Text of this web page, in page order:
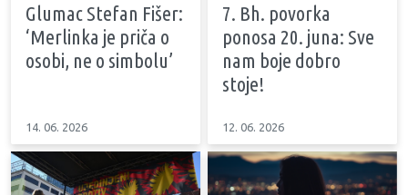
Glumac Stefan Fišer:
‘Merlinka je priča o
osobi, ne o simbolu’
14. 06. 2026
7. Bh. povorka
ponosa 20. juna: Sve
nam boje dobro
stoje!
12. 06. 2026